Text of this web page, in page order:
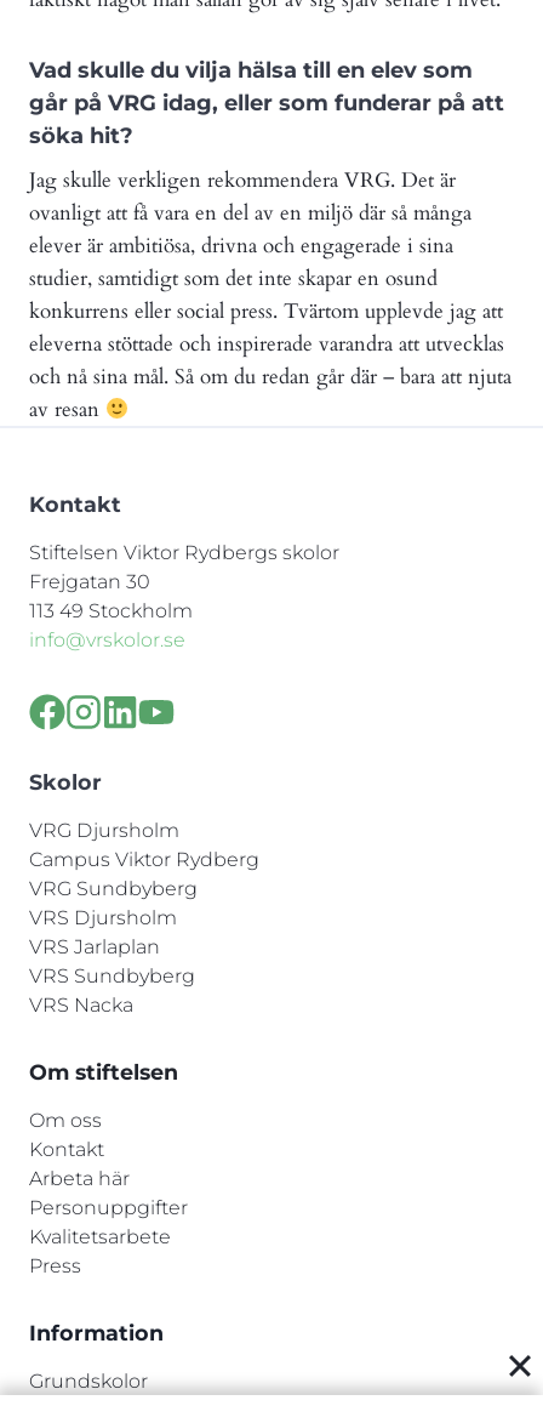
Vad skulle du vilja hälsa till en elev som
går på VRG idag, eller som funderar på att
söka hit?
Jag skulle verkligen rekommendera VRG. Det är
ovanligt att få vara en del av en miljö där så många
elever är ambitiösa, drivna och engagerade i sina
studier, samtidigt som det inte skapar en osund
konkurrens eller social press. Tvärtom upplevde jag att
eleverna stöttade och inspirerade varandra att utvecklas
och nå sina mål. Så om du redan går där – bara att njuta
av resan
Kontakt
Stiftelsen Viktor Rydbergs skolor
Frejgatan 30
113 49 Stockholm
info@vrskolor.se
Skolor
VRG Djursholm
Campus Viktor Rydberg
VRG Sundbyberg
VRS Djursholm
VRS Jarlaplan
VRS Sundbyberg
VRS Nacka
Om stiftelsen
Om oss
Kontakt
Arbeta här
Personuppgifter
Kvalitetsarbete
Press
Information
Grundskolor